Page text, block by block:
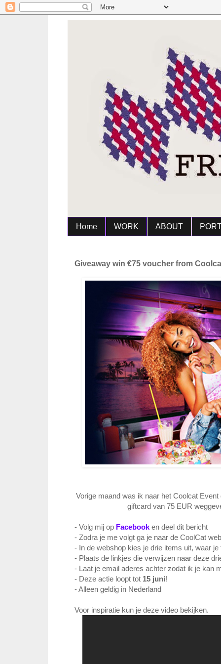
Home WORK ABOUT
Giveaway win €75 voucher from
Vorige maand was ik naar het Coolcat
giftcard van 75 EUR
- Volg mij op Facebook en deel dit bericht
- Zodra je me volgt ga je naar de CoolCat
- In de webshop kies je drie items uit, waar
- Plaats de linkjes die verwijzen naar deze
- Laat je email aderes achter zodat ik je kan
- Deze actie loopt tot 15 juni!
- Alleen geldig in Nederland
Voor inspiratie kun je deze video bekijken.